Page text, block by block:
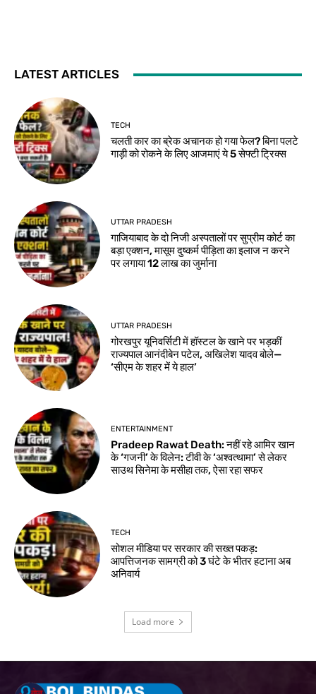
LATEST ARTICLES
TECH
चलती कार का ब्रेक अचानक हो गया फेल? बिना पलटे
गाड़ी को रोकने के लिए आजमाएं ये 5 सेफ्टी ट्रिक्स
UTTAR PRADESH
गाजियाबाद के दो निजी अस्पतालों पर सुप्रीम कोर्ट का
बड़ा एक्शन, मासूम दुष्कर्म पीड़िता का इलाज न करने
पर लगाया 12 लाख का जुर्माना
UTTAR PRADESH
गोरखपुर यूनिवर्सिटी में हॉस्टल के खाने पर भड़कीं
राज्यपाल आनंदीबेन पटेल, अखिलेश यादव बोले—
‘सीएम के शहर में ये हाल’
ENTERTAINMENT
Pradeep Rawat Death: नहीं रहे आमिर खान
के ‘गजनी’ के विलेन: टीवी के ‘अश्वत्थामा’ से लेकर
साउथ सिनेमा के मसीहा तक, ऐसा रहा सफर
TECH
सोशल मीडिया पर सरकार की सख्त पकड़:
आपत्तिजनक सामग्री को 3 घंटे के भीतर हटाना अब
अनिवार्य
Load more